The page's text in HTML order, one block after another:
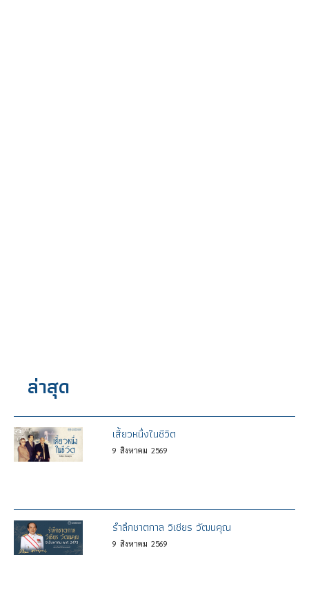
ล่าสุด
เสี้ยวหนึ่งในชีวิต
9 สิงหาคม 2569
รำลึกชาตกาล วิเชียร วัฒนคุณ
9 สิงหาคม 2569